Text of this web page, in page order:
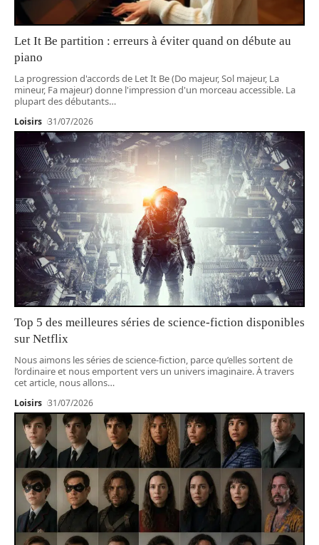
Let It Be partition : erreurs à éviter quand on débute au
piano
La progression d'accords de Let It Be (Do majeur, Sol majeur, La
mineur, Fa majeur) donne l'impression d'un morceau accessible. La
plupart des débutants…
Loisirs 31/07/2026
Top 5 des meilleures séries de science-fiction disponibles
sur Netflix
Nous aimons les séries de science-fiction, parce qu’elles sortent de
l’ordinaire et nous emportent vers un univers imaginaire. À travers
cet article, nous allons…
Loisirs 31/07/2026